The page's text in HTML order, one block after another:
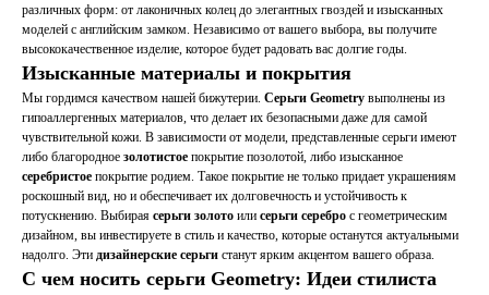
различных форм: от лаконичных колец до элегантных гвоздей и изысканных
моделей с английским замком. Независимо от вашего выбора, вы получите
высококачественное изделие, которое будет радовать вас долгие годы.
Изысканные материалы и покрытия
Мы гордимся качеством нашей бижутерии. Серьги Geometry выполнены из
гипоаллергенных материалов, что делает их безопасными даже для самой
чувствительной кожи. В зависимости от модели, представленные серьги имеют
либо благородное золотистое покрытие позолотой, либо изысканное
серебристое покрытие родием. Такое покрытие не только придает украшениям
роскошный вид, но и обеспечивает их долговечность и устойчивость к
потускнению. Выбирая серьги золото или серьги серебро с геометрическим
дизайном, вы инвестируете в стиль и качество, которые останутся актуальными
надолго. Эти дизайнерские серьги станут ярким акцентом вашего образа.
С чем носить серьги Geometry: Идеи стилиста